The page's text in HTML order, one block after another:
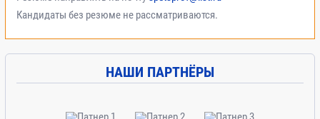
Кандидаты без резюме не рассматриваются.
НАШИ ПАРТНЁРЫ